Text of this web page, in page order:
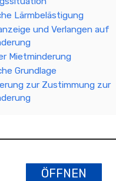
Lärmbelästigung
und Verlangen auf
Mietminderung
Grundlage
zur Zustimmung zur
ÖFFNEN